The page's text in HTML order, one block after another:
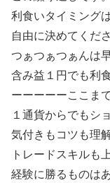
利食いタイミング
自由に決めてくださ
つぁつぁつぁんは
含み益１円でも利
ーーーーーここま
１通貨からでもシ
気付きもコツも理
トレードスキルも
経験に勝るものは